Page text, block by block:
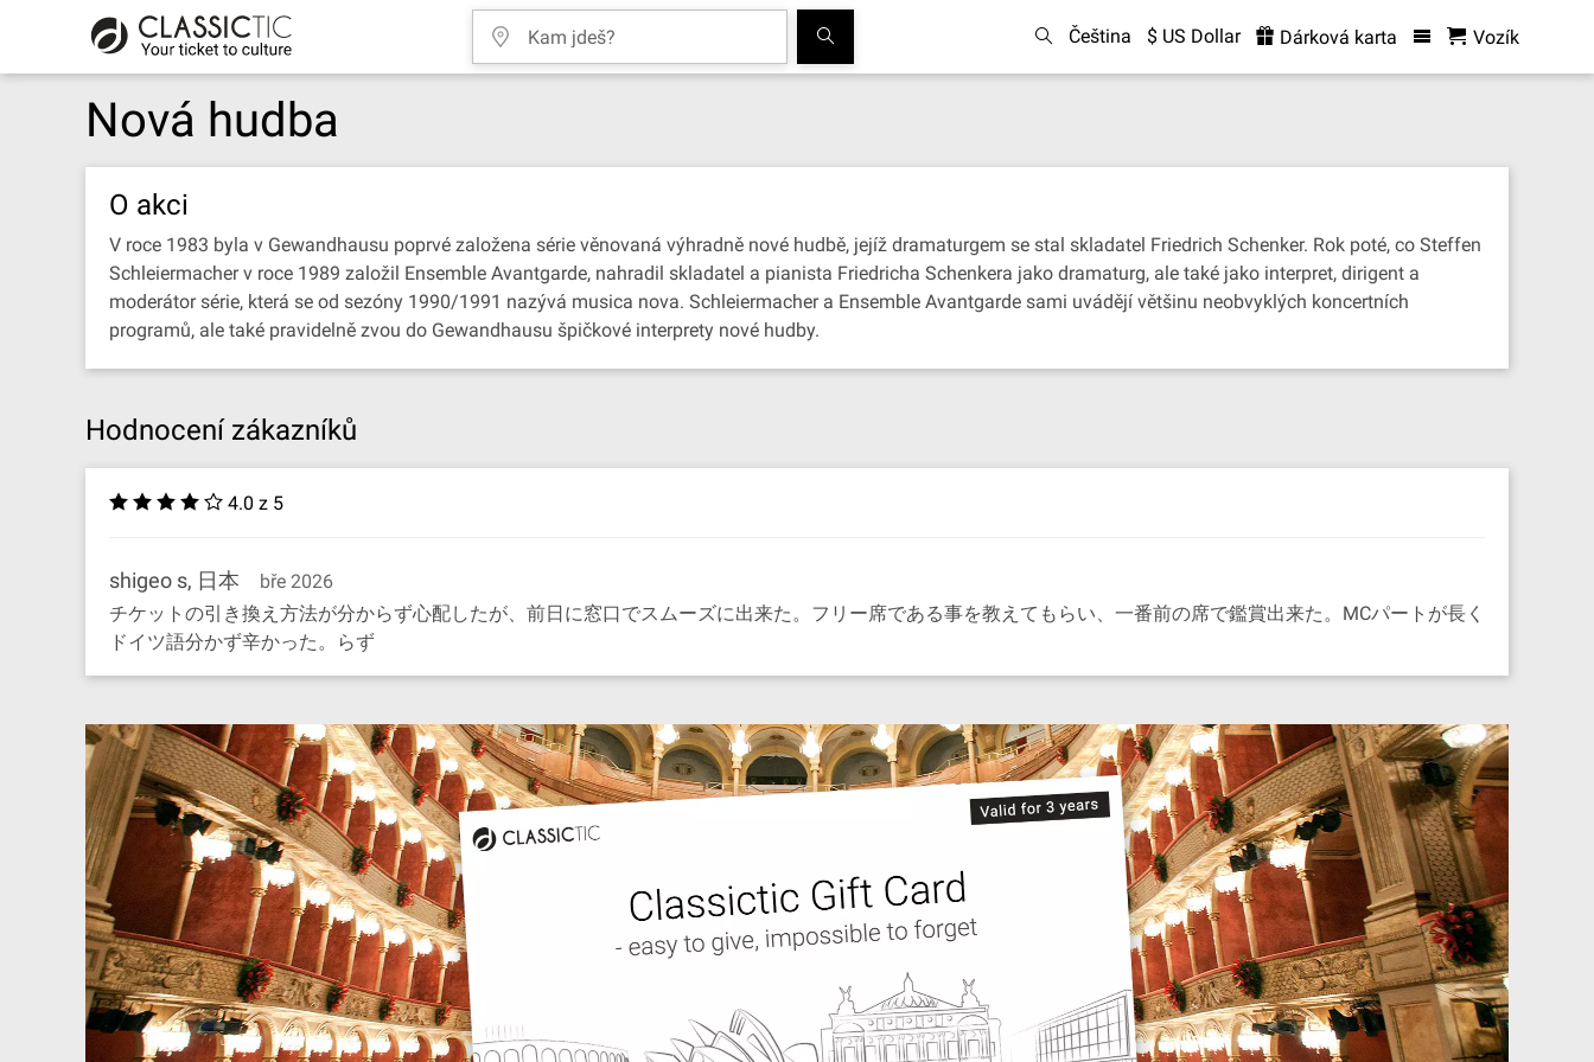
Čeština $ US Dollar Dárková karta Vozík
Nová hudba
O akci
V roce 1983 byla v Gewandhausu poprvé založena série věnovaná výhradně nové hudbě, jejíž dramaturgem se stal skladatel Friedrich Schenker. Rok poté, co Steffen
Schleiermacher v roce 1989 založil Ensemble Avantgarde, nahradil skladatel a pianista Friedricha Schenkera jako dramaturg, ale také jako interpret, dirigent a
moderátor série, která se od sezóny 1990/1991 nazývá musica nova. Schleiermacher a Ensemble Avantgarde sami uvádějí většinu neobvyklých koncertních
programů, ale také pravidelně zvou do Gewandhausu špičkové interprety nové hudby.
Hodnocení zákazníků
4.0 z 5
shigeo s, 日本
bře 2026
チケットの引き換え方法が分からず心配したが、前日に窓口でスムーズに出来た。フリー席である事を教えてもらい、一番前の席で鑑賞出来た。MCパートが長く
ドイツ語分かず辛かった。らず